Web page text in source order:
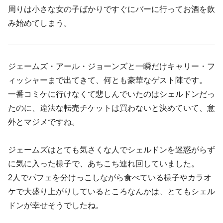
周りは小さな女の子ばかりですぐにバーに行ってお酒を飲
み始めてしまう。
ジェームズ・アール・ジョーンズと一瞬だけキャリー・フ
ィッシャーまで出てきて、何とも豪華なゲスト陣です。
一番コミケに行けなくて悲しんでいたのはシェルドンだっ
たのに、違法な転売チケットは買わないと決めていて、意
外とマジメですね。
ジェームズはとても気さくな人でシェルドンを迷惑がらず
に気に入った様子で、あちこち連れ回していました。
2人でパフェを分けっこしながら食べている様子やカラオ
ケで大盛り上がりしているところなんかは、とてもシェル
ドンが幸せそうでしたね。